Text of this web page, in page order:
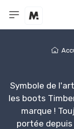
Symbole de
les boots
marque !
portée depuis